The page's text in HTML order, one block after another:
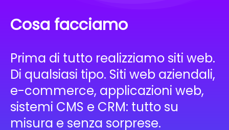
Cosa facciamo
Prima di tutto realizziamo siti web.
Di qualsiasi tipo. Siti web aziendali,
e-commerce, applicazioni web,
sistemi CMS e CRM: tutto su
misura e senza sorprese.